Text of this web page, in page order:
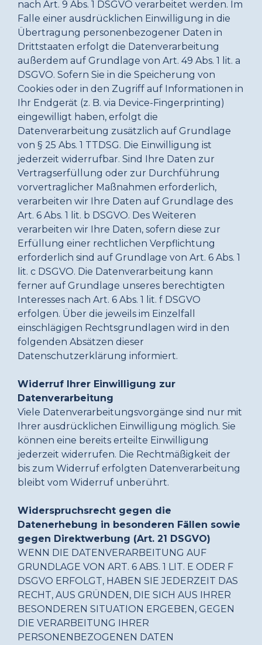
nach Art. 9 Abs. 1 DSGVO verarbeitet werden. Im
Falle einer ausdrücklichen Einwilligung in die
Übertragung personenbezogener Daten in
Drittstaaten erfolgt die Datenverarbeitung
außerdem auf Grundlage von Art. 49 Abs. 1 lit. a
DSGVO. Sofern Sie in die Speicherung von
Cookies oder in den Zugriff auf Informationen in
Ihr Endgerät (z. B. via Device-Fingerprinting)
eingewilligt haben, erfolgt die
Datenverarbeitung zusätzlich auf Grundlage
von § 25 Abs. 1 TTDSG. Die Einwilligung ist
jederzeit widerrufbar. Sind Ihre Daten zur
Vertragserfüllung oder zur Durchführung
vorvertraglicher Maßnahmen erforderlich,
verarbeiten wir Ihre Daten auf Grundlage des
Art. 6 Abs. 1 lit. b DSGVO. Des Weiteren
verarbeiten wir Ihre Daten, sofern diese zur
Erfüllung einer rechtlichen Verpflichtung
erforderlich sind auf Grundlage von Art. 6 Abs. 1
lit. c DSGVO. Die Datenverarbeitung kann
ferner auf Grundlage unseres berechtigten
Interesses nach Art. 6 Abs. 1 lit. f DSGVO
erfolgen. Über die jeweils im Einzelfall
einschlägigen Rechtsgrundlagen wird in den
folgenden Absätzen dieser
Datenschutzerklärung informiert.
Widerruf Ihrer Einwilligung zur
Datenverarbeitung
Viele Datenverarbeitungsvorgänge sind nur mit
Ihrer ausdrücklichen Einwilligung möglich. Sie
können eine bereits erteilte Einwilligung
jederzeit widerrufen. Die Rechtmäßigkeit der
bis zum Widerruf erfolgten Datenverarbeitung
bleibt vom Widerruf unberührt.
Widerspruchsrecht gegen die
Datenerhebung in besonderen Fällen sowie
gegen Direktwerbung (Art. 21 DSGVO)
WENN DIE DATENVERARBEITUNG AUF
GRUNDLAGE VON ART. 6 ABS. 1 LIT. E ODER F
DSGVO ERFOLGT, HABEN SIE JEDERZEIT DAS
RECHT, AUS GRÜNDEN, DIE SICH AUS IHRER
BESONDEREN SITUATION ERGEBEN, GEGEN
DIE VERARBEITUNG IHRER
PERSONENBEZOGENEN DATEN